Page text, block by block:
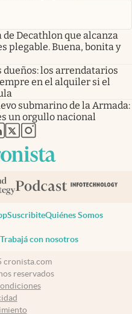
Decathlon que alcanza
plegable. Buena, bonita y
dueños: los arrendatarios
en el alquiler si el
submarino de la Armada:
un orgullo nacional
nueva pestaña
en nueva pestaña
abre en nueva pestaña
abre en nueva pestaña
abre en nueva pestaña
SuscribiteQuiénes Somos
Trabajá con nosotros
cronista.com
reservados